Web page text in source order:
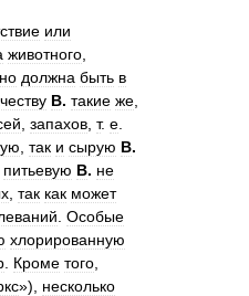
или
животного
должна быть в
В. такие же
запахов т. е
так и сырую В.
питьевую В. не
так как может
Особые
хлорированную
Кроме того
»), несколько